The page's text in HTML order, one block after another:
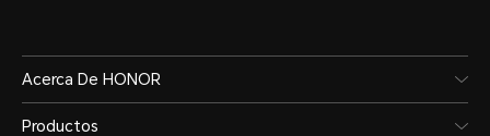
Acerca De HONOR
Productos